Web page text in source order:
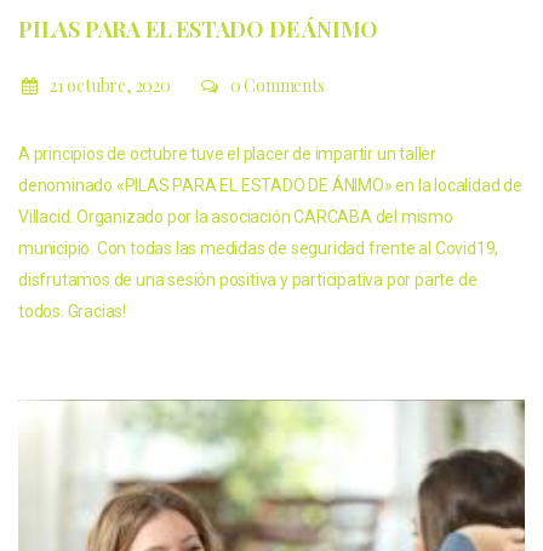
PILAS PARA EL ESTADO DE ÁNIMO
21 octubre, 2020 0 Comments
A principios de octubre tuve el placer de impartir un taller
denominado «PILAS PARA EL ESTADO DE ÁNIMO» en la localidad de
Villacid. Organizado por la asociación CARCABA del mismo
municipio. Con todas las medidas de seguridad frente al Covid19,
disfrutamos de una sesión positiva y participativa por parte de
todos. Gracias!